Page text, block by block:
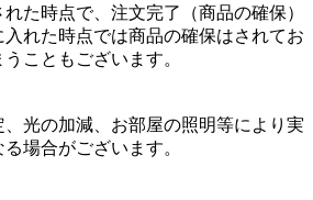
れた時点で、注文完了（商品の確保）
れた時点では商品の確保はされてお
こともございます。
光の加減、お部屋の照明等により実
場合がございます。